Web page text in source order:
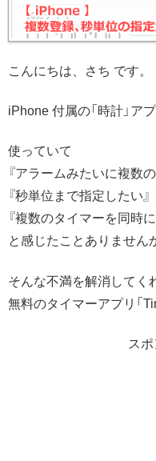
こんにちは、さち です。
iPhone 付属の「時計」ア
使っていて
『アラームみたいに複数
『秒単位まで指定したい』
『複数のタイマーを同時
と感じたことありません
そんな不満を解消してく
無料のタイマーアプリ「
ス